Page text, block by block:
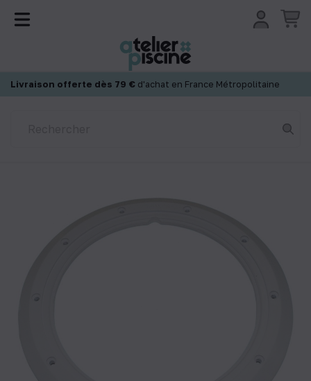
Livraison offerte dès 79 € d'achat en France Métropolitaine